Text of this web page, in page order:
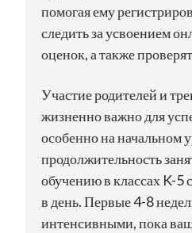
помогая ему
следить за усвоением
оценок, а также
Участие родителей и
жизненно важно для
особенно на начальном
продолжительность
обучению в классах K-5
в день. Первые 4-8
интенсивными, пока